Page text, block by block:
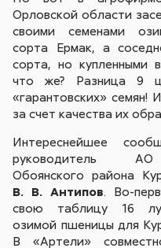
Орловской области
своими семенами
сорта Ермак, а
сорта, но купленными
что же? Разница 9
«гарантовских» семян!
за счет качества их
Интереснейшее
руководитель
Обоянского района
В. В. Антипов. Во-
свою таблицу 16
озимой пшеницы для
В «Артели»